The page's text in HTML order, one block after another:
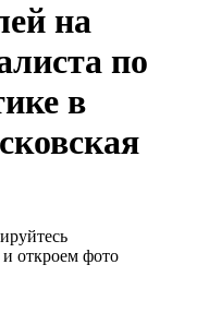
на
по
в
откроем фото